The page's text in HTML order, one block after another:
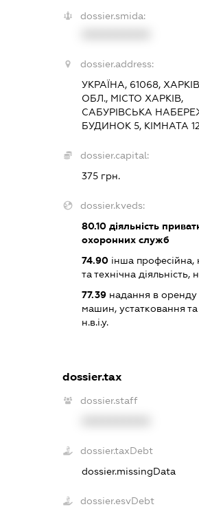
dossier.smida:
dossier.address:
УКРАЇНА, 61068,
ОБЛ., МІСТО ХАРКІВ,
САБУРІВСЬКА
БУДИНОК 5, КІМНАТА
dossier.capital:
375 грн.
dossier.kveds:
80.10 діяльність
охоронних служб
74.90 інша професійна,
та технічна діяльність,
77.39 надання в оренду
машин, устатковання та
н.в.і.у.
dossier.tax
dossier.staff
dossier.taxDebt
dossier.missingData
dossier.esvDebt